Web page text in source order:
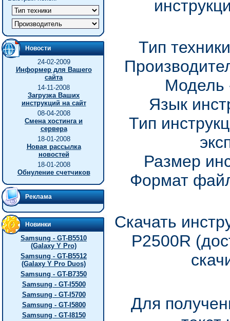
Новости
24-02-2009
Информер для Вашего
сайта
14-11-2008
Загрузка Ваших
инструкций на сайт
08-04-2008
Смена хостинга и
сервера
18-01-2008
Новая рассылка
новостей
18-01-2008
Обнуление счетчиков
Реклама
Новинки
Samsung - GT-B5510
(Galaxy Y Pro)
Samsung - GT-B5512
(Galaxy Y Pro Duos)
Samsung - GT-B7350
Samsung - GT-I5500
Samsung - GT-I5700
Samsung - GT-I5800
Samsung - GT-I8150
Тип
Модель
Язык
Тип
Размер
Формат
Скачать
P2500R
Для